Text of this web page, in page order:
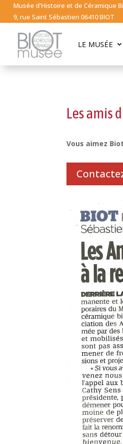
Musée d'Histoire et de Céramique
9, rue Saint Sébastien 06410 BIOT
LE MUSÉE
Les amis
Vous aimez